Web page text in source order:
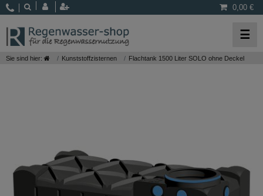
0,00 €
☰
Sie sind hier: Kunststoffzisternen Flachtank 1500 Liter SOLO ohne Deckel